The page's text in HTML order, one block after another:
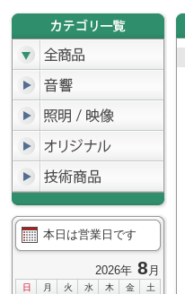
本日は営業日です
2026年 8 月
日 月 火 水 木 金 土